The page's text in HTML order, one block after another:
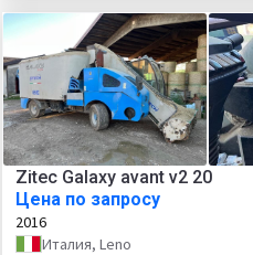
Zitec Galaxy avant v2 20
Цена по запросу
2016
Италия, Leno